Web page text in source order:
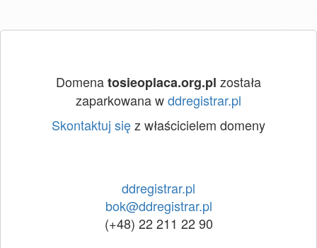
Domenatosieoplaca.org.pl została
zaparkowana wddregistrar.pl
Skontaktuj sięz właścicielem domeny
ddregistrar.pl
bok@ddregistrar.pl
(+48) 22 211 22 90